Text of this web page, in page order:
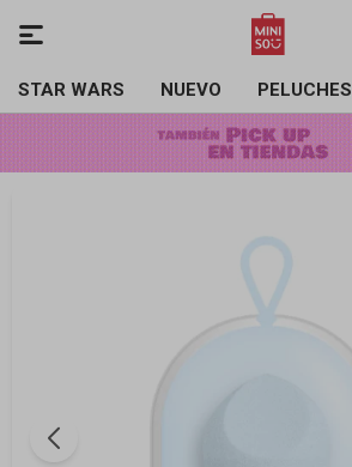
STAR WARS NUEVO PELUCHES
